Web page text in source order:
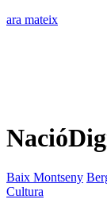
ara mateix
Baix Montseny
Cultura